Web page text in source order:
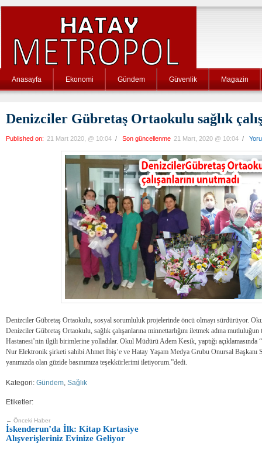
Anasayfa Ekonomi Gündem Güvenlik Magazin
Denizciler Gübretaş Ortaokulu sağlık
Published on: 21 Mart 2020, @ 10:04 / Son güncellenme 21 Mart, 2020 @ 10:04 /
Denizciler Gübretaş Ortaokulu, sosyal sorumluluk projelerinde öncü olmayı sürdürüyor.
Denizciler Gübretaş Ortaokulu, sağlık çalışanlarına minnettarlığını iletmek adına
Hastanesi’nin ilgili birimlerine yolladılar. Okul Müdürü Adem Kesik, yaptığı açıklamasında
Nur Elektronik şirketi sahibi Ahmet İbiş’e ve Hatay Yaşam Medya Grubu Onursal Başkanı
yanımızda olan güzide basınımıza teşekkürlerimi iletiyorum.”dedi.
Kategori: Gündem Sağlık
Etiketler:
← Önceki Haber
İskenderun’da İlk: Kitap Kırtasiye
Alışverişleriniz Evinize Geliyor